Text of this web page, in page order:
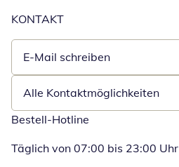
KONTAKT
E-Mail schreiben
Öffnet E-Mail-Client
Alle Kontaktmöglichkeiten
Bestell-Hotline
Täglich von 07:00 bis 23:00 Uhr